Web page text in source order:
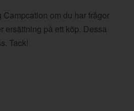
Campcation om du har frågor
ersättning på ett köp. Dessa
Tack!